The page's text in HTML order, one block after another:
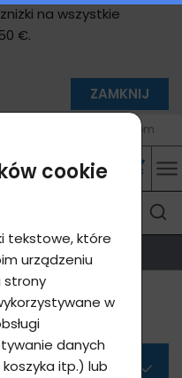
na wszystkie
€.
ZAMKNIJ
info@lavycosmetics.com
Psychika
cookie
tekstowe, które
urządzeniu
strony
w
danych
itp.) lub